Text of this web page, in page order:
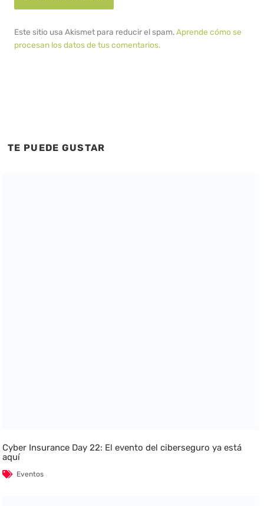
Este sitio usa Akismet para reducir el spam.Aprende cómo se
procesan los datos de tus comentarios.
TE PUEDE GUSTAR
Cyber Insurance Day 22: El evento del ciberseguro ya está
aquí
Eventos